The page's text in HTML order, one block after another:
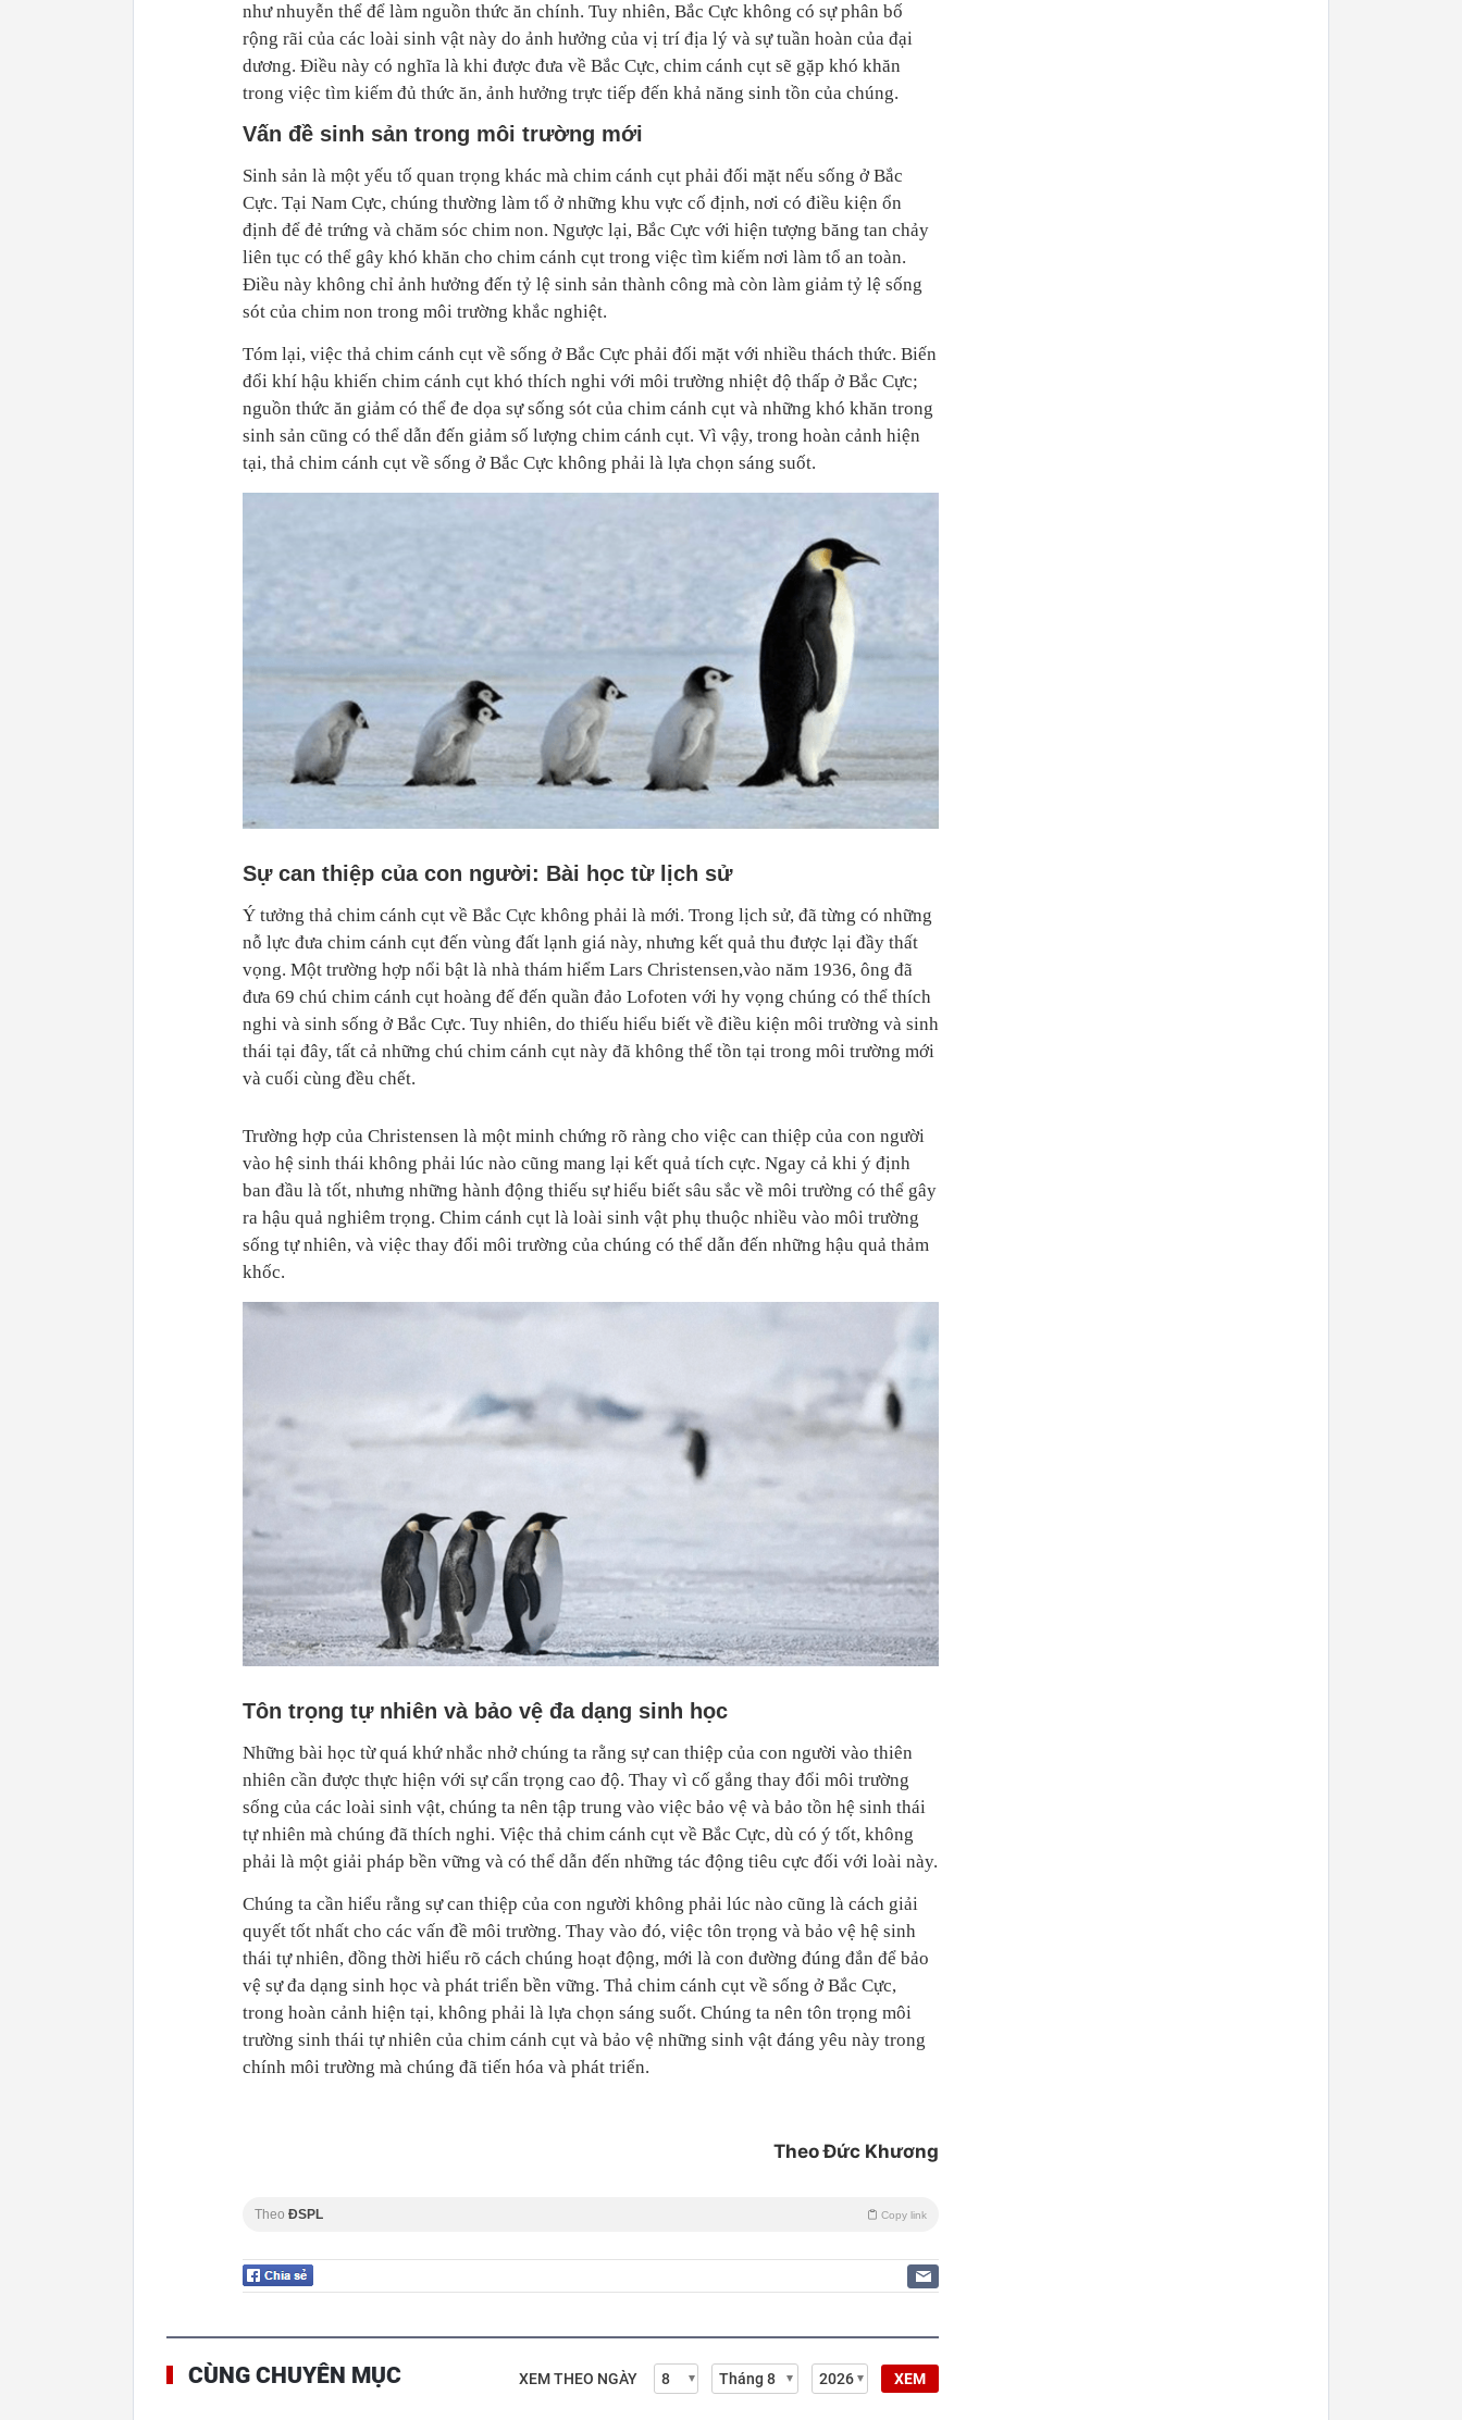
như nhuyễn thể để làm nguồn thức ăn chính. Tuy nhiên, Bắc Cực không có sự phân bố
rộng rãi của các loài sinh vật này do ảnh hưởng của vị trí địa lý và sự tuần hoàn của đại
dương. Điều này có nghĩa là khi được đưa về Bắc Cực, chim cánh cụt sẽ gặp khó khăn
trong việc tìm kiếm đủ thức ăn, ảnh hưởng trực tiếp đến khả năng sinh tồn của chúng.
Vấn đề sinh sản trong môi trường mới
Sinh sản là một yếu tố quan trọng khác mà chim cánh cụt phải đối mặt nếu sống ở Bắc
Cực. Tại Nam Cực, chúng thường làm tổ ở những khu vực cố định, nơi có điều kiện ổn
định để đẻ trứng và chăm sóc chim non. Ngược lại, Bắc Cực với hiện tượng băng tan chảy
liên tục có thể gây khó khăn cho chim cánh cụt trong việc tìm kiếm nơi làm tổ an toàn.
Điều này không chỉ ảnh hưởng đến tỷ lệ sinh sản thành công mà còn làm giảm tỷ lệ sống
sót của chim non trong môi trường khắc nghiệt.
Tóm lại, việc thả chim cánh cụt về sống ở Bắc Cực phải đối mặt với nhiều thách thức. Biến
đổi khí hậu khiến chim cánh cụt khó thích nghi với môi trường nhiệt độ thấp ở Bắc Cực;
nguồn thức ăn giảm có thể đe dọa sự sống sót của chim cánh cụt và những khó khăn trong
sinh sản cũng có thể dẫn đến giảm số lượng chim cánh cụt. Vì vậy, trong hoàn cảnh hiện
tại, thả chim cánh cụt về sống ở Bắc Cực không phải là lựa chọn sáng suốt.
Sự can thiệp của con người: Bài học từ lịch sử
Ý tưởng thả chim cánh cụt về Bắc Cực không phải là mới. Trong lịch sử, đã từng có những
nỗ lực đưa chim cánh cụt đến vùng đất lạnh giá này, nhưng kết quả thu được lại đầy thất
vọng. Một trường hợp nổi bật là nhà thám hiểm Lars Christensen,vào năm 1936, ông đã
đưa 69 chú chim cánh cụt hoàng đế đến quần đảo Lofoten với hy vọng chúng có thể thích
nghi và sinh sống ở Bắc Cực. Tuy nhiên, do thiếu hiểu biết về điều kiện môi trường và sinh
thái tại đây, tất cả những chú chim cánh cụt này đã không thể tồn tại trong môi trường mới
và cuối cùng đều chết.
Trường hợp của Christensen là một minh chứng rõ ràng cho việc can thiệp của con người
vào hệ sinh thái không phải lúc nào cũng mang lại kết quả tích cực. Ngay cả khi ý định
ban đầu là tốt, nhưng những hành động thiếu sự hiểu biết sâu sắc về môi trường có thể gây
ra hậu quả nghiêm trọng. Chim cánh cụt là loài sinh vật phụ thuộc nhiều vào môi trường
sống tự nhiên, và việc thay đổi môi trường của chúng có thể dẫn đến những hậu quả thảm
khốc.
Tôn trọng tự nhiên và bảo vệ đa dạng sinh học
Những bài học từ quá khứ nhắc nhở chúng ta rằng sự can thiệp của con người vào thiên
nhiên cần được thực hiện với sự cẩn trọng cao độ. Thay vì cố gắng thay đổi môi trường
sống của các loài sinh vật, chúng ta nên tập trung vào việc bảo vệ và bảo tồn hệ sinh thái
tự nhiên mà chúng đã thích nghi. Việc thả chim cánh cụt về Bắc Cực, dù có ý tốt, không
phải là một giải pháp bền vững và có thể dẫn đến những tác động tiêu cực đối với loài này.
Chúng ta cần hiểu rằng sự can thiệp của con người không phải lúc nào cũng là cách giải
quyết tốt nhất cho các vấn đề môi trường. Thay vào đó, việc tôn trọng và bảo vệ hệ sinh
thái tự nhiên, đồng thời hiểu rõ cách chúng hoạt động, mới là con đường đúng đắn để bảo
vệ sự đa dạng sinh học và phát triển bền vững. Thả chim cánh cụt về sống ở Bắc Cực,
trong hoàn cảnh hiện tại, không phải là lựa chọn sáng suốt. Chúng ta nên tôn trọng môi
trường sinh thái tự nhiên của chim cánh cụt và bảo vệ những sinh vật đáng yêu này trong
chính môi trường mà chúng đã tiến hóa và phát triển.
Theo Đức Khương
Theo ĐSPL Copy link
CÙNG CHUYÊN MỤC XEM THEO NGÀY XEM